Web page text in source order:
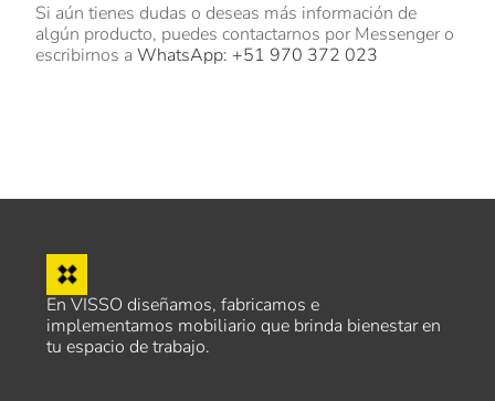
Si aún tienes dudas o deseas más información de
algún producto, puedes contactarnos por Messenger o
escribirnos aWhatsApp: +51 970 372 023
En VISSO diseñamos, fabricamos e
implementamos mobiliario que brinda bienestar en
tu espacio de trabajo.